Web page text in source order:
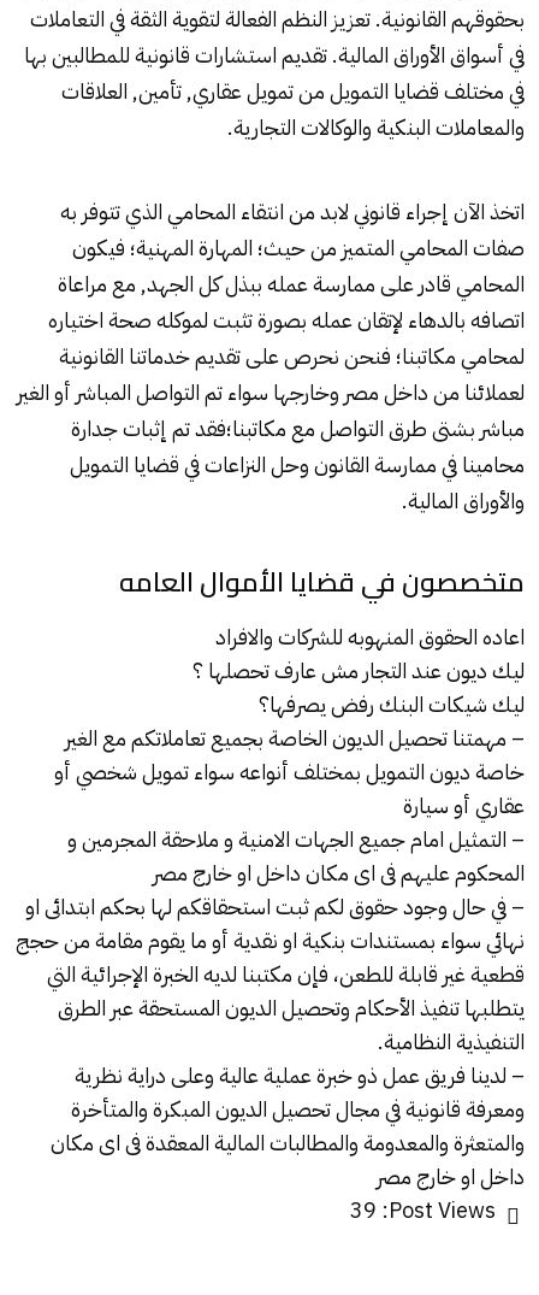
بحقوقهم القانونية. تعزيز النظم الفعالة لتقوية الثقة في التعاملات
في أسواق الأوراق المالية. تقديم استشارات قانونية للمطالبين بها
في مختلف قضايا التمويل من تمويل عقاري, تأمين, العلاقات
والمعاملات البنكية والوكالات التجارية.
اتخذ الآن إجراء قانوني لابد من انتقاء المحامي الذي تتوفر به
صفات المحامي المتميز من حيث؛ المهارة المهنية؛ فيكون
المحامي قادر على ممارسة عمله ببذل كل الجهد, مع مراعاة
اتصافه بالدهاء لإتقان عمله بصورة تثبت لموكله صحة اختياره
لمحامي مكاتبنا؛ فنحن نحرص على تقديم خدماتنا القانونية
لعملائنا من داخل مصر وخارجها سواء تم التواصل المباشر أو الغير
مباشر بشتى طرق التواصل مع مكاتبنا؛فقد تم إثبات جدارة
محامينا في ممارسة القانون وحل النزاعات في قضايا التمويل
والأوراق المالية.
متخصصون في قضايا الأموال العامه
اعاده الحقوق المنهوبهللشركاتوالافراد
ليك ديون عند التجار مش عارف تحصلها ؟
ليك شيكات البنك رفض يصرفها؟
– مهمتنا تحصيل الديون الخاصة بجميع تعاملاتكم مع الغير
خاصة ديون التمويل بمختلف أنواعه سواء تمويل شخصي أو
عقاري أو سيارة
– التمثيل امام جميع الجهات الامنية و ملاحقة المجرمين و
المحكوم عليهم فى اى مكان داخل او خارج مصر
– في حال وجود حقوق لكم ثبت استحقاقكم لها بحكم ابتدائى او
نهائي سواء بمستندات بنكية او نقدية أو ما يقوم مقامة من حجج
قطعية غير قابلة للطعن، فإن مكتبنا لديه الخبرة الإجرائية التي
يتطلبها تنفيذ الأحكام وتحصيل الديون المستحقة عبر الطرق
التنفيذية النظامية.
– لدينا فريق عمل ذو خبرة عملية عالية وعلى دراية نظرية
ومعرفة قانونية في مجال تحصيل الديون المبكرة والمتأخرة
والمتعثرة والمعدومة والمطالبات المالية المعقدة فى اى مكان
داخل او خارج مصر
Post Views:
39